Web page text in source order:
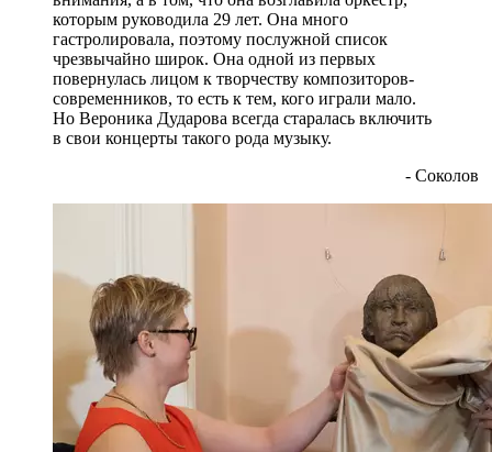
которым руководила 29 лет. Она много
гастролировала, поэтому послужной список
чрезвычайно широк. Она одной из первых
повернулась лицом к творчеству композиторов-
современников, то есть к тем, кого играли мало.
Но Вероника Дударова всегда старалась включить
в свои концерты такого рода музыку.
- Соколов